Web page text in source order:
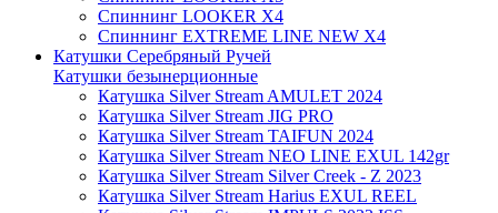
Спиннинг LOOKER X4
Спиннинг EXTREME LINE NEW X4
Катушки Серебряный Ручей
Катушки безынерционные
Катушка Silver Stream AMULET 2024
Катушка Silver Stream JIG PRO
Катушка Silver Stream TAIFUN 2024
Катушка Silver Stream NEO LINE EXUL 142gr
Катушка Silver Stream Silver Creek - Z 2023
Катушка Silver Stream Harius EXUL REEL